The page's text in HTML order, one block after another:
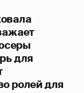
для
ролей для